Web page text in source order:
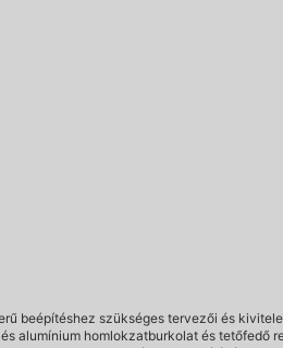
beépítéshez szükséges tervezői és
alumínium homlokzatburkolat és tetőfedő